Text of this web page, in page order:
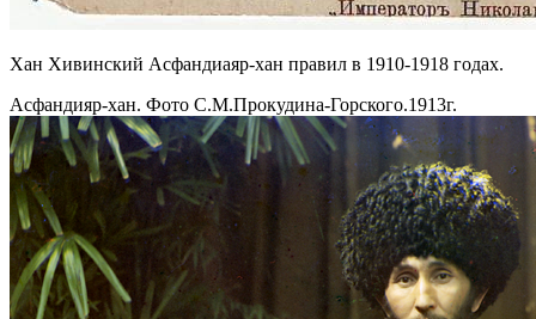
Хан Хивинский Асфандиаяр-хан правил в 1910-1918 годах.
Асфандияр-хан. Фото С.М.Прокудина-Горского.1913г.